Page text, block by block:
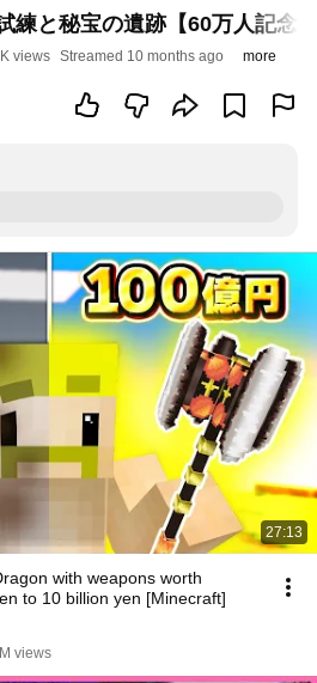
練と秘宝の遺跡【60万人記念
views Streamed 10 months ago more
27:13
with weapons worth
to 10 billion yen [Minecraft]
views